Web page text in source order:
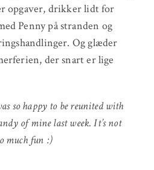
opgaver, drikker lidt for
Penny på stranden og
Og glæder
der snart er lige
so happy to be reunited with
of mine last week. It’s not
much fun :)